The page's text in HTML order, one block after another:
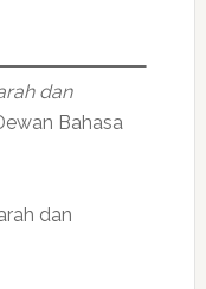
dan
Bahasa
dan